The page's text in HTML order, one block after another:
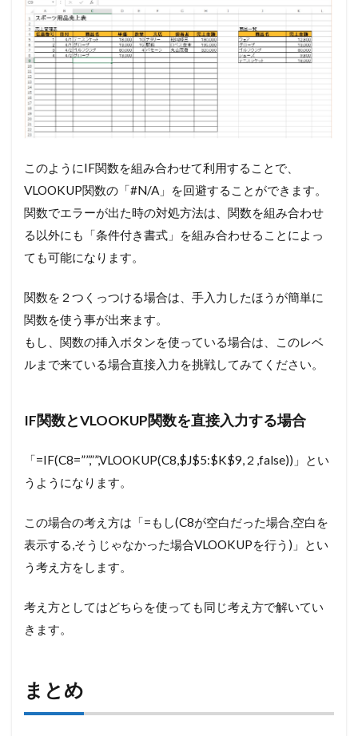
このようにIF関数を組み合わせて利用することで、
VLOOKUP関数の「#N/A」を回避することができます。
関数でエラーが出た時の対処方法は、関数を組み合わせ
る以外にも「条件付き書式」を組み合わせることによっ
ても可能になります。
関数を２つくっつける場合は、手入力したほうが簡単に
関数を使う事が出来ます。
もし、関数の挿入ボタンを使っている場合は、このレベ
ルまで来ている場合直接入力を挑戦してみてください。
IF関数とVLOOKUP関数を直接入力する場合
「=IF(C8=””,””,VLOOKUP(C8,$J$5:$K$9,２,false))」とい
うようになります。
この場合の考え方は「=もし(C8が空白だった場合,空白を
表示する,そうじゃなかった場合VLOOKUPを行う)」とい
う考え方をします。
考え方としてはどちらを使っても同じ考え方で解いてい
きます。
まとめ